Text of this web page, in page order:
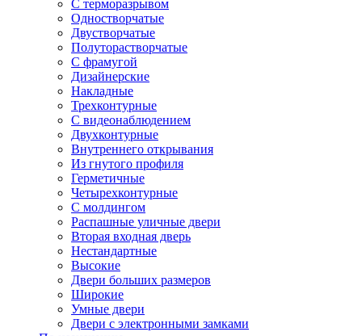
С терморазрывом
Одностворчатые
Двустворчатые
Полуторастворчатые
С фрамугой
Дизайнерские
Накладные
Трехконтурные
С видеонаблюдением
Двухконтурные
Внутреннего открывания
Из гнутого профиля
Герметичные
Четырехконтурные
С молдингом
Распашные уличные двери
Вторая входная дверь
Нестандартные
Высокие
Двери больших размеров
Широкие
Умные двери
Двери с электронными замками